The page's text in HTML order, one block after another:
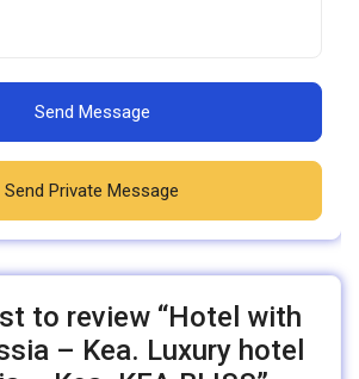
Send Message
Send Private Message
to review “Hotel with
– Kea. Luxury hotel